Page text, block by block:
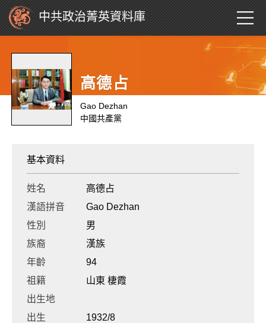
中共政治菁英資料庫
高德占
Gao Dezhan
中國共產黨
基本資料
姓名
高德占
漢語拼音
Gao Dezhan
性別
男
族裔
漢族
年齡
94
祖籍
山東 棲霞
出生地
出生
1932/8